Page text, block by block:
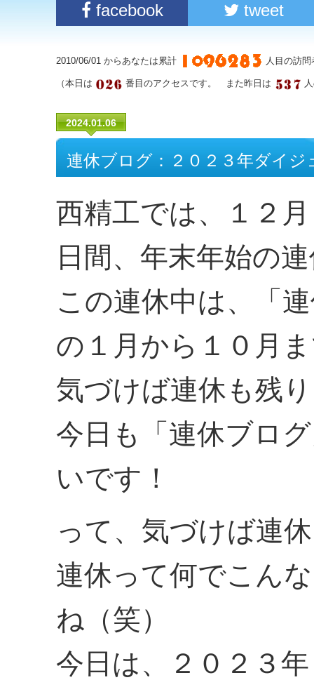
facebook tweet
2010/06/01 からあなたは累計 人目の訪
（本日は 番目のアクセスです。 また昨日は
2024.01.06
連休ブログ：２０２３年ダイ
西精工では、１２
日間、年末年始の
この連休中は、「
の１月から１０月
気づけば連休も残
今日も「連休ブロ
いです！
って、気づけば連
連休って何でこん
ね（笑）
今日は、２０２３